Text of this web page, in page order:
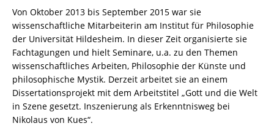
Von Oktober 2013 bis September 2015 war sie
wissenschaftliche Mitarbeiterin am Institut für Philosophie
der Universität Hildesheim. In dieser Zeit organisierte sie
Fachtagungen und hielt Seminare, u.a. zu den Themen
wissenschaftliches Arbeiten, Philosophie der Künste und
philosophische Mystik. Derzeit arbeitet sie an einem
Dissertationsprojekt mit dem Arbeitstitel „Gott und die Welt
in Szene gesetzt. Inszenierung als Erkenntnisweg bei
Nikolaus von Kues“.